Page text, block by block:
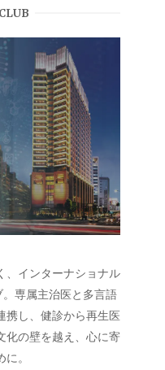
、インターナショナル
専属主治医と多言語
携し、健診から再生医
化の壁を越え、心に寄
。